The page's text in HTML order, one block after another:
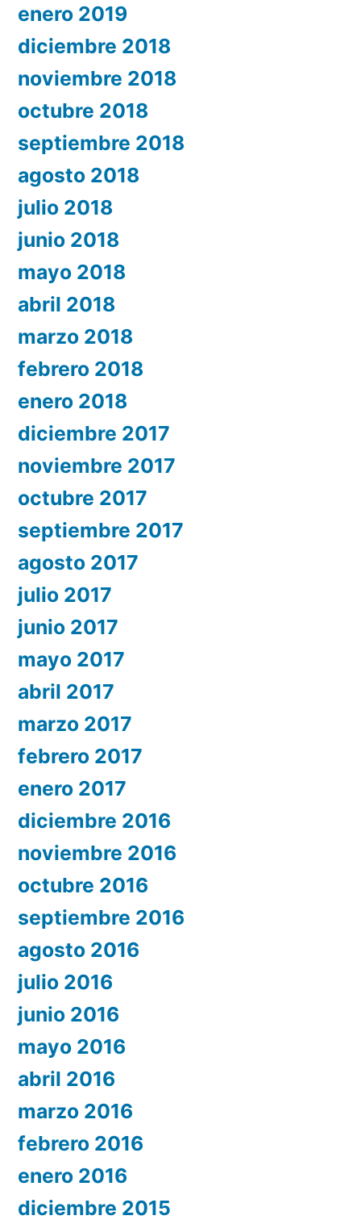
enero 2019
diciembre 2018
noviembre 2018
octubre 2018
septiembre 2018
agosto 2018
julio 2018
junio 2018
mayo 2018
abril 2018
marzo 2018
febrero 2018
enero 2018
diciembre 2017
noviembre 2017
octubre 2017
septiembre 2017
agosto 2017
julio 2017
junio 2017
mayo 2017
abril 2017
marzo 2017
febrero 2017
enero 2017
diciembre 2016
noviembre 2016
octubre 2016
septiembre 2016
agosto 2016
julio 2016
junio 2016
mayo 2016
abril 2016
marzo 2016
febrero 2016
enero 2016
diciembre 2015